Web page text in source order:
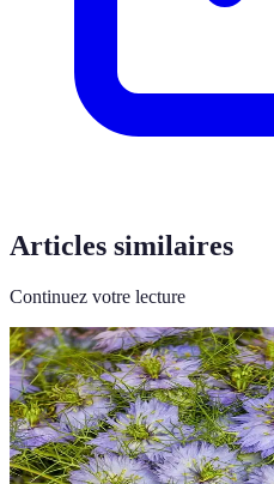
Articles similaires
Continuez votre lecture